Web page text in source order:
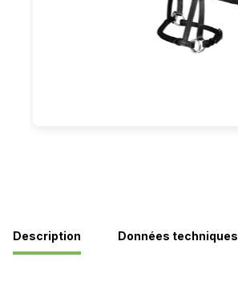
Description Données techniques